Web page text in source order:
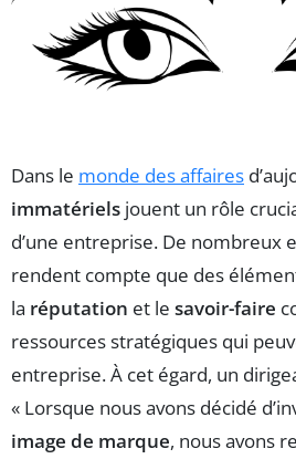
Dans le monde des affaires
immatériels jouent un rôle
d’une entreprise. De nombreux
rendent compte que des
la réputation et le savoir-faire
ressources stratégiques qui
entreprise. À cet égard, un
« Lorsque nous avons décidé
image de marque, nous avons